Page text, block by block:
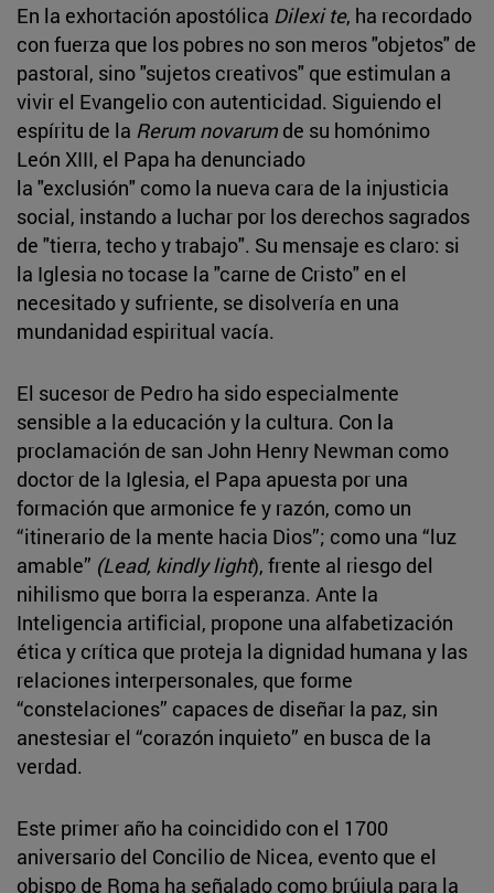
En la exhortación apostólica Dilexi te, ha recordado
con fuerza que los pobres no son meros "objetos" de
pastoral, sino "sujetos creativos" que estimulan a
vivir el Evangelio con autenticidad. Siguiendo el
espíritu de la Rerum novarum de su homónimo
León XIII, el Papa ha denunciado
la "exclusión" como la nueva cara de la injusticia
social, instando a luchar por los derechos sagrados
de "tierra, techo y trabajo". Su mensaje es claro: si
la Iglesia no tocase la "carne de Cristo" en el
necesitado y sufriente, se disolvería en una
mundanidad espiritual vacía.
El sucesor de Pedro ha sido especialmente
sensible a la educación y la cultura. Con la
proclamación de san John Henry Newman como
doctor de la Iglesia, el Papa apuesta por una
formación que armonice fe y razón, como un
“itinerario de la mente hacia Dios”; como una “luz
amable” (Lead, kindly light), frente al riesgo del
nihilismo que borra la esperanza. Ante la
Inteligencia artificial, propone una alfabetización
ética y crítica que proteja la dignidad humana y las
relaciones interpersonales, que forme
“constelaciones” capaces de diseñar la paz, sin
anestesiar el “corazón inquieto” en busca de la
verdad.
Este primer año ha coincidido con el 1700
aniversario del Concilio de Nicea, evento que el
obispo de Roma ha señalado como brújula para la